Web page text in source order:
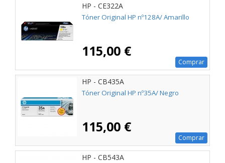
HP - CE322A
Tóner Original HP nº128A/ Amarillo
115,00 €
Comprar
HP - CB435A
Tóner Original HP nº35A/ Negro
115,00 €
Comprar
HP - CB543A